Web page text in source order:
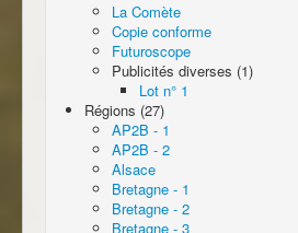
La Comète
Copie conforme
Futuroscope
Publicités diverses (1)
Lot n° 1
Régions (27)
AP2B - 1
AP2B - 2
Alsace
Bretagne - 1
Bretagne - 2
Bretagne - 3